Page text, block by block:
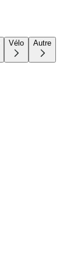
Vélo Autre